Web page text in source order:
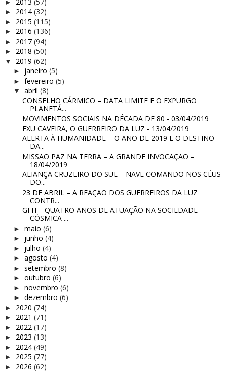
►
► 2014 (32)
► 2015 (115)
► 2016 (136)
► 2017 (94)
► 2018 (50)
▼ 2019 (62)
► janeiro (5)
► fevereiro (5)
▼ abril (8)
CONSELHO CÁRMICO – DATA LIMITE E O EXPURGO
PLANETÁ...
MOVIMENTOS SOCIAIS NA DÉCADA DE 80 - 03/04/2019
EXU CAVEIRA, O GUERREIRO DA LUZ - 13/04/2019
ALERTA À HUMANIDADE – O ANO DE 2019 E O DESTINO
DA...
MISSÃO PAZ NA TERRA – A GRANDE INVOCAÇÃO –
18/04/2019
ALIANÇA CRUZEIRO DO SUL – NAVE COMANDO NOS CÉUS
DO...
23 DE ABRIL – A REAÇÃO DOS GUERREIROS DA LUZ
CONTR...
GFH – QUATRO ANOS DE ATUAÇÃO NA SOCIEDADE
CÓSMICA ...
► maio (6)
► junho (4)
► julho (4)
► agosto (4)
► setembro (8)
► outubro (6)
► novembro (6)
► dezembro (6)
► 2020 (74)
► 2021 (71)
► 2022 (17)
► 2023 (13)
► 2024 (49)
► 2025 (77)
► 2026 (62)